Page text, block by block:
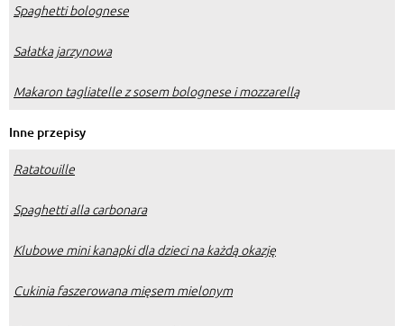
Spaghetti bolognese
Sałatka jarzynowa
Makaron tagliatelle z sosem bolognese i mozzarellą
Inne przepisy
Ratatouille
Spaghetti alla carbonara
Klubowe mini kanapki dla dzieci na każdą okazję
Cukinia faszerowana mięsem mielonym